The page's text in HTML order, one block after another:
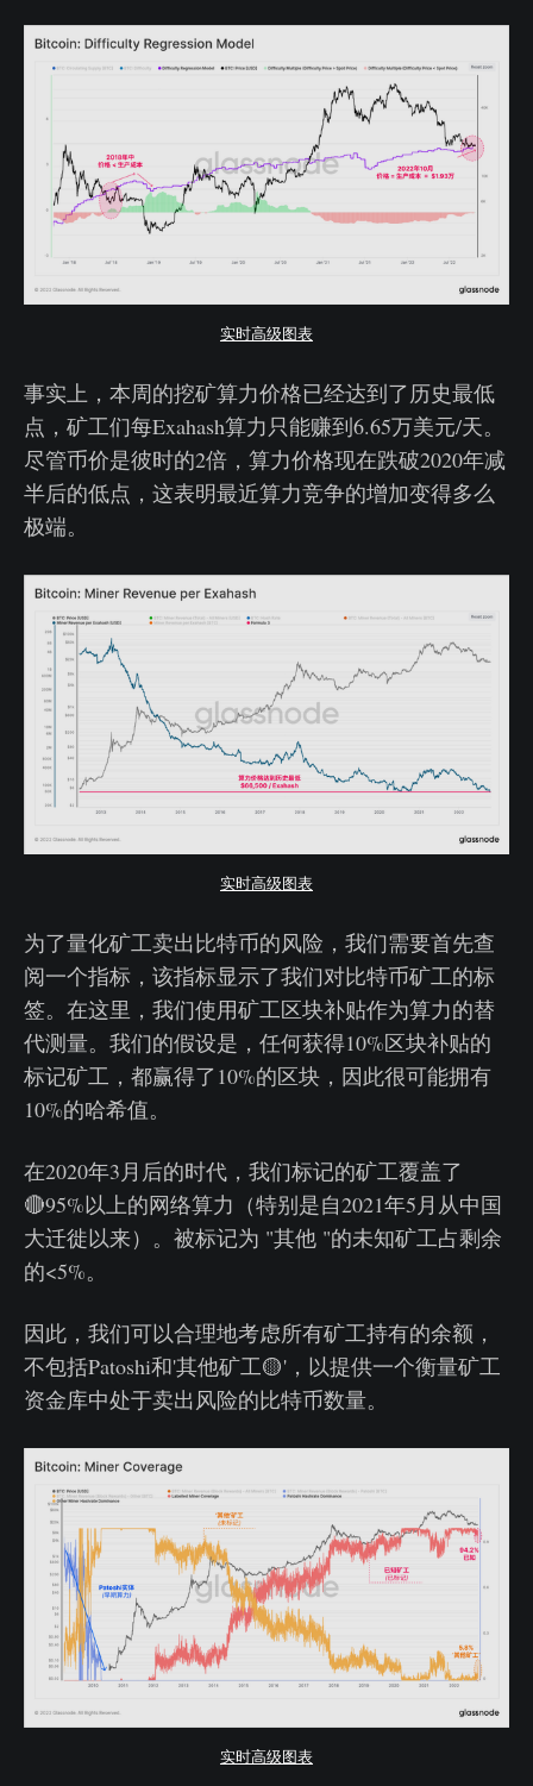
实时高级图表
事实上，本周的挖矿算力价格已经达到了历史最低
点，矿工们每Exahash算力只能赚到6.65万美元/天。
尽管币价是彼时的2倍，算力价格现在跌破2020年减
半后的低点，这表明最近算力竞争的增加变得多么
极端。
实时高级图表
为了量化矿工卖出比特币的风险，我们需要首先查
阅一个指标，该指标显示了我们对比特币矿工的标
签。在这里，我们使用矿工区块补贴作为算力的替
代测量。我们的假设是，任何获得10%区块补贴的
标记矿工，都赢得了10%的区块，因此很可能拥有
10%的哈希值。
在2020年3月后的时代，我们标记的矿工覆盖了
🔴95%以上的网络算力（特别是自2021年5月从中国
大迁徙以来）。被标记为 "其他 "的未知矿工占剩余
的<5%。
因此，我们可以合理地考虑所有矿工持有的余额，
不包括Patoshi和'其他矿工🟡'，以提供一个衡量矿工
资金库中处于卖出风险的比特币数量。
实时高级图表